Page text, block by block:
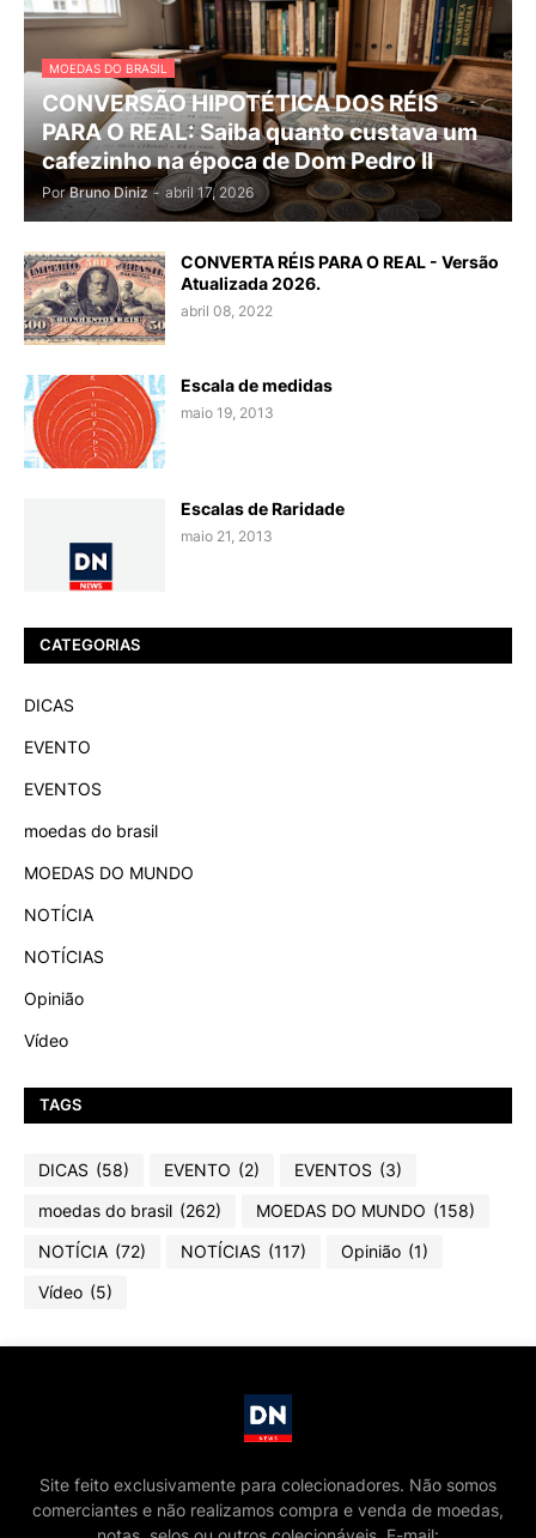
MOEDAS DO BRASIL
CONVERSÃO HIPOTÉTICA DOS RÉIS
PARA O REAL: Saiba quanto custava um
cafezinho na época de Dom Pedro II
Por Bruno Diniz - abril 17, 2026
CONVERTA RÉIS PARA O REAL - Versão
Atualizada 2026.
abril 08, 2022
Escala de medidas
maio 19, 2013
Escalas de Raridade
maio 21, 2013
CATEGORIAS
DICAS
EVENTO
EVENTOS
moedas do brasil
MOEDAS DO MUNDO
NOTÍCIA
NOTÍCIAS
Opinião
Vídeo
TAGS
DICAS (58) EVENTO (2) EVENTOS (3)
moedas do brasil (262) MOEDAS DO MUNDO (158)
NOTÍCIA (72) NOTÍCIAS (117) Opinião (1)
Vídeo (5)
Site feito exclusivamente para colecionadores. Não somos
comerciantes e não realizamos compra e venda de moedas,